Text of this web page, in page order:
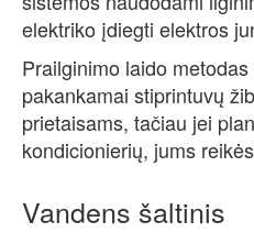
elektriko įdiegti elektros
Prailginimo laido
pakankamai stiprintuvų
prietaisams, tačiau jei
kondicionierių, jums
Vandens šaltinis